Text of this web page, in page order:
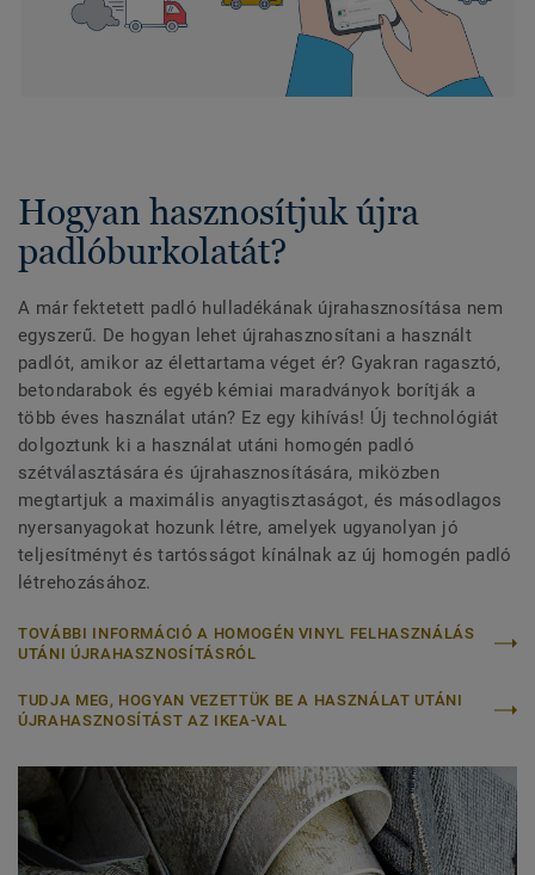
Hogyan hasznosítjuk újra
padlóburkolatát?
A már fektetett padló hulladékának újrahasznosítása nem
egyszerű. De hogyan lehet újrahasznosítani a használt
padlót, amikor az élettartama véget ér? Gyakran ragasztó,
betondarabok és egyéb kémiai maradványok borítják a
több éves használat után? Ez egy kihívás! Új technológiát
dolgoztunk ki a használat utáni homogén padló
szétválasztására és újrahasznosítására, miközben
megtartjuk a maximális anyagtisztaságot, és másodlagos
nyersanyagokat hozunk létre, amelyek ugyanolyan jó
teljesítményt és tartósságot kínálnak az új homogén padló
létrehozásához.
TOVÁBBI INFORMÁCIÓ A HOMOGÉN VINYL FELHASZNÁLÁS
UTÁNI ÚJRAHASZNOSÍTÁSRÓL
TUDJA MEG, HOGYAN VEZETTÜK BE A HASZNÁLAT UTÁNI
ÚJRAHASZNOSÍTÁST AZ IKEA-VAL